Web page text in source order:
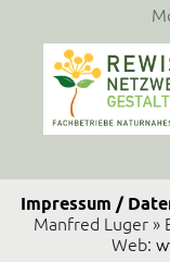
Impressum /
Manfred Luger »
Web: